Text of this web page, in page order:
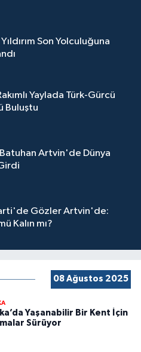
Son Yolculuğuna
Yaylada Türk-Gürcü
Buluştu
Artvin'de Dünya
Gözler Artvin'de:
Kalın mı?
08 Ağustos 2025
Yaşanabilir Bir Kent İçin
Sürüyor